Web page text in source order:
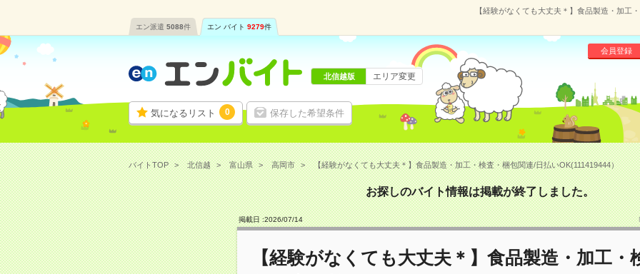
【経験がなくても大丈夫＊】食品製造・加工
エン派遣 5088件 エン バイト 9279件
気になるリスト 0 保存した希望条件
会員登録
北信越版 エリア変更
バイトTOP 北信越 富山県 高岡市 【経験がなくても大丈夫＊】食品製造・加工・検査・梱包関連/日払いOK(111419444）
お探しのバイト情報は掲載が終了しました。
掲載日 :2026/07/14
【経験がなくても大丈夫＊】食品製造・加工・